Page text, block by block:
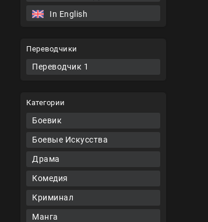
In English
Переводчики
Переводчик 1
Категории
Боевик
Боевые Искусства
Драма
Комедия
Криминал
Манга